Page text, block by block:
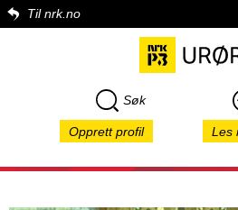
Til nrk.no
Søk
Opprett profil Les